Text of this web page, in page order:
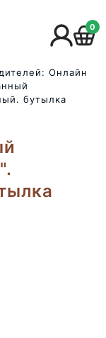
0
Онлайн
бутылка